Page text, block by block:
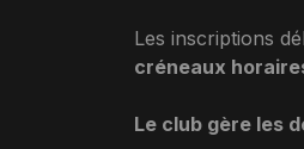
Les inscriptions
créneaux
Le club gère les